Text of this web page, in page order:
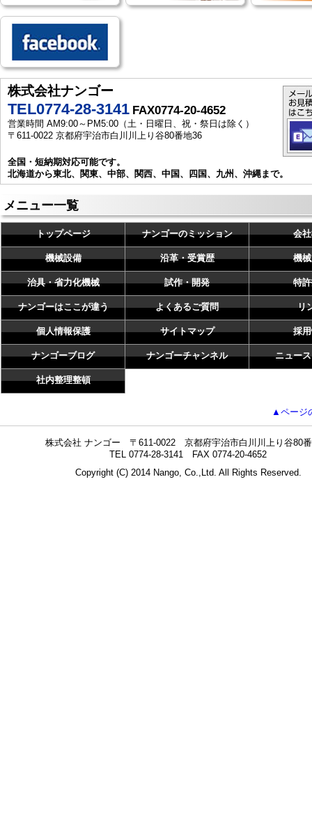
株式会社ナンゴー
TEL0774-28-3141 FAX0774-20-4652
営業時間 AM9:00～PM5:00（土・日曜日、祝・祭日は除く）
〒611-0022 京都府宇治市白川川上り谷80番地36
全国・短納期対応可能です。
北海道から東北、関東、中部、関西、中国、四国、九州、沖縄まで。
メニュー一覧
トップページ ナンゴーのミッション 会
機械設備 沿革・受賞歴 機
治具・省力化機械 試作・開発 特
ナンゴーはここが違う よくあるご質問 リ
個人情報保護 サイトマップ 採
ナンゴーブログ ナンゴーチャンネル ニュー
社内整理整頓
▲ページ
株式会社 ナンゴー 〒611-0022 京都府宇治市白川川上り谷80
TEL 0774-28-3141 FAX 0774-20-4652
Copyright (C) 2014 Nango, Co.,Ltd. All Rights Reserved.